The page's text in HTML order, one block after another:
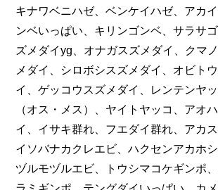
キナワベニハゼ、ベンケイハゼ、アカ
ンベいっぱい、キリンゴンベ、サラサ
ズメダイyg、オナガスズメダイ、クマ
メダイ、シロボシスズメダイ、オビト
イ、ゲッコウスズメダイ、レンテンヤ
（オス・メス）、ヤイトヤッコ、アオ
イ、イサキ群れ、フエダイ群れ、アカス
イソバナカクレエビ、ハクセンアカホ
ヅルモヅルエビ、トウシマコケギンポ